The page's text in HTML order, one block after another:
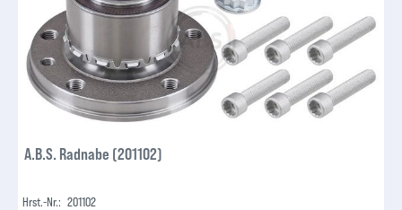
A.B.S. Radnabe (201102)
Hrst.-Nr.: 201102